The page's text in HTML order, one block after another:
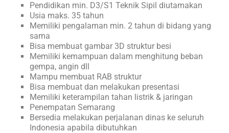
Pendidikan min. D3/S1 Teknik Sipil diutamakan
Usia maks. 35 tahun
Memiliki pengalaman min. 2 tahun di bidang yang
sama
Bisa membuat gambar 3D struktur besi
Memiliki kemampuan dalam menghitung beban
gempa, angin dll
Mampu membuat RAB struktur
Bisa membuat dan melakukan presentasi
Memiliki keterampilan tahan listrik & jaringan
Penempatan Semarang
Bersedia melakukan perjalanan dinas ke seluruh
Indonesia apabila dibutuhkan